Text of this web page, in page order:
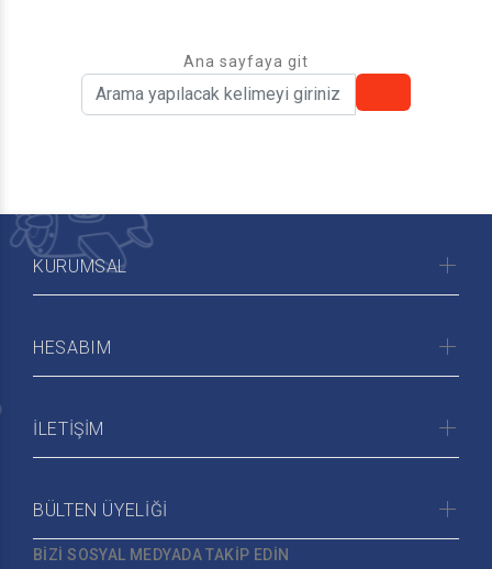
Ana sayfaya git
KURUMSAL
HESABIM
İLETİŞİM
BÜLTEN ÜYELİĞİ
BİZİ SOSYAL MEDYADA TAKİP EDİN